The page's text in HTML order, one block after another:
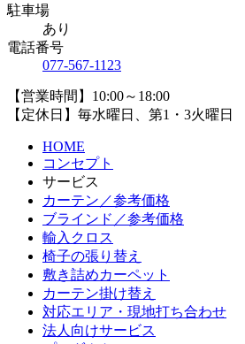
駐車場
あり
電話番号
077-567-1123
【営業時間】10:00～18:00
【定休日】毎水曜日、第1・3火曜日
HOME
コンセプト
サービス
カーテン／参考価格
ブラインド／参考価格
輸入クロス
椅子の張り替え
敷き詰めカーペット
カーテン掛け替え
対応エリア・現地打ち合わせ
法人向けサービス